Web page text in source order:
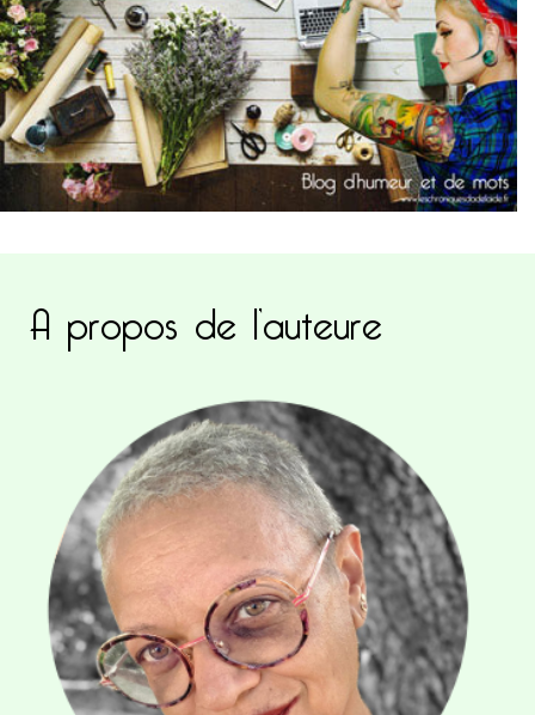
A propos de l’auteure